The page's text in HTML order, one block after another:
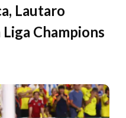
Lautaro
Champions